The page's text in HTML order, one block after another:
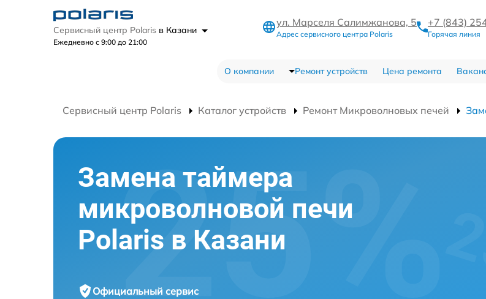
Сервисный центр Polaris в Казани
Ежедневно с 9:00 до 21:00
ул. Марселя Салимжанова, 5
Адрес сервисного центра Polaris
+7 (843)
Горячая линия
О компании Ремонт устройств Цена ремонта
Сервисный центр Polaris Каталог устройств Ремонт Микроволновых печей
Замена таймера
микроволновой печи
Polaris в Казани
Официальный сервис